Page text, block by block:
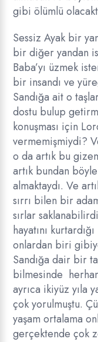
gibi ölümlü
Sessiz Ayak bir
bir diğer yandan
Baba’yı üzmek
bir insandı ve
Sandığa ait o
dostu bulup
konuşması için
vermemişmiydi?
o da artık bu
artık bundan
almaktaydı. Ve
sırrı bilen bir
sırlar
hayatını
onlardan biri
Sandığa dair bir
bilmesinde
ayrıca ikiyüz yıla
çok yorulmuştu.
yaşam ortalama
gerçektende çok